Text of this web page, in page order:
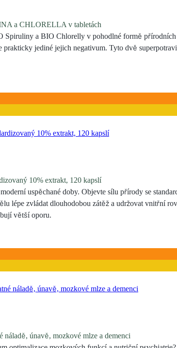
a CHLORELLA v tabletách
Spiruliny a BIO Chlorelly v pohodlné formě
prakticky jediné jejich negativum. Tyto dvě
10% extrakt, 120 kapslí
uspěchané doby. Objevte sílu přírody se
lépe zvládat dlouhodobou zátěž a udržovat vnitřní
větší oporu.
únavě, mozkové mlze a demenci